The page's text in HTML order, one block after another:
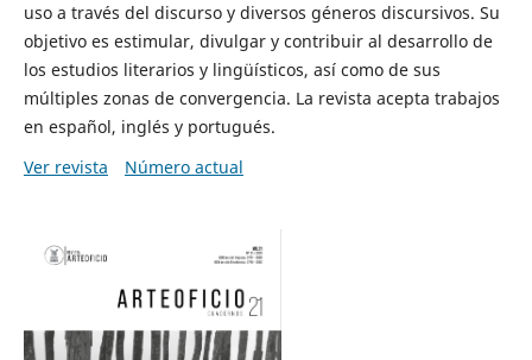
uso a través del discurso y diversos géneros discursivos. Su
objetivo es estimular, divulgar y contribuir al desarrollo de
los estudios literarios y lingüísticos, así como de sus
múltiples zonas de convergencia. La revista acepta trabajos
en español, inglés y portugués.
Ver revista
Número actual